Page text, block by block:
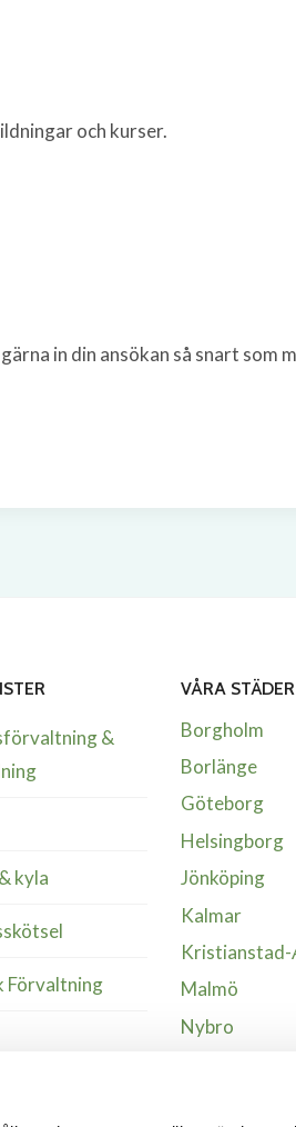
och kurser.
in din ansökan så snart som
&
kyla
Förvaltning
VÅRA STÄDER
Borgholm
Borlänge
Göteborg
Helsingborg
Jönköping
Kalmar
Kristianstad-
Malmö
Nybro